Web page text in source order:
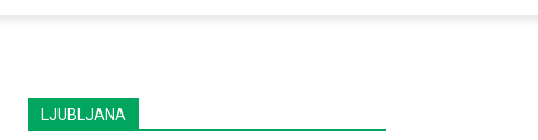
LJUBLJANA